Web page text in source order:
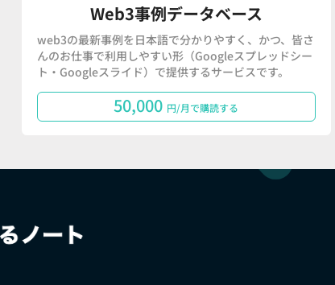
Web3事例データベース
web3の最新事例を日本語で分かりやすく、かつ、皆さ
んのお仕事で利用しやすい形（Googleスプレッドシー
ト・Googleスライド）で提供するサービスです。
50,000 円/月で購読する